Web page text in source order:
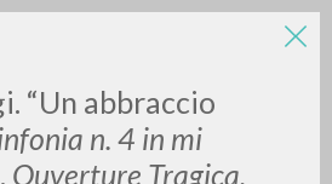
“Un abbraccio
n. 4 in mi
. Ouverture Tragica,